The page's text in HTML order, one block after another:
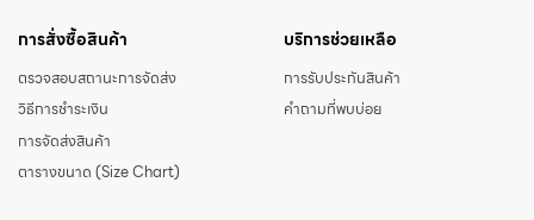
การสั่งซื้อสินค้า
ตรวจสอบสถานะการจัดส่ง
วิธีการชำระเงิน
การจัดส่งสินค้า
ตารางขนาด (Size Chart)
บริการช่วยเหลือ
การรับประกันสินค้า
คำถามที่พบบ่อย